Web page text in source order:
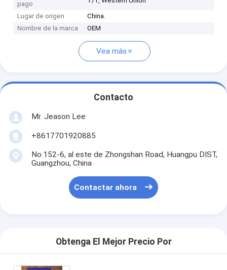
pago
Lugar de origen
China.
Nombre de la marca
OEM
Vea más
Contacto
Mr. Jeason Lee
+8617701920885
No.152-6, al este de Zhongshan Road, Huangpu DIST,
Guangzhou, China
Contactar ahora
Obtenga El Mejor Precio Por